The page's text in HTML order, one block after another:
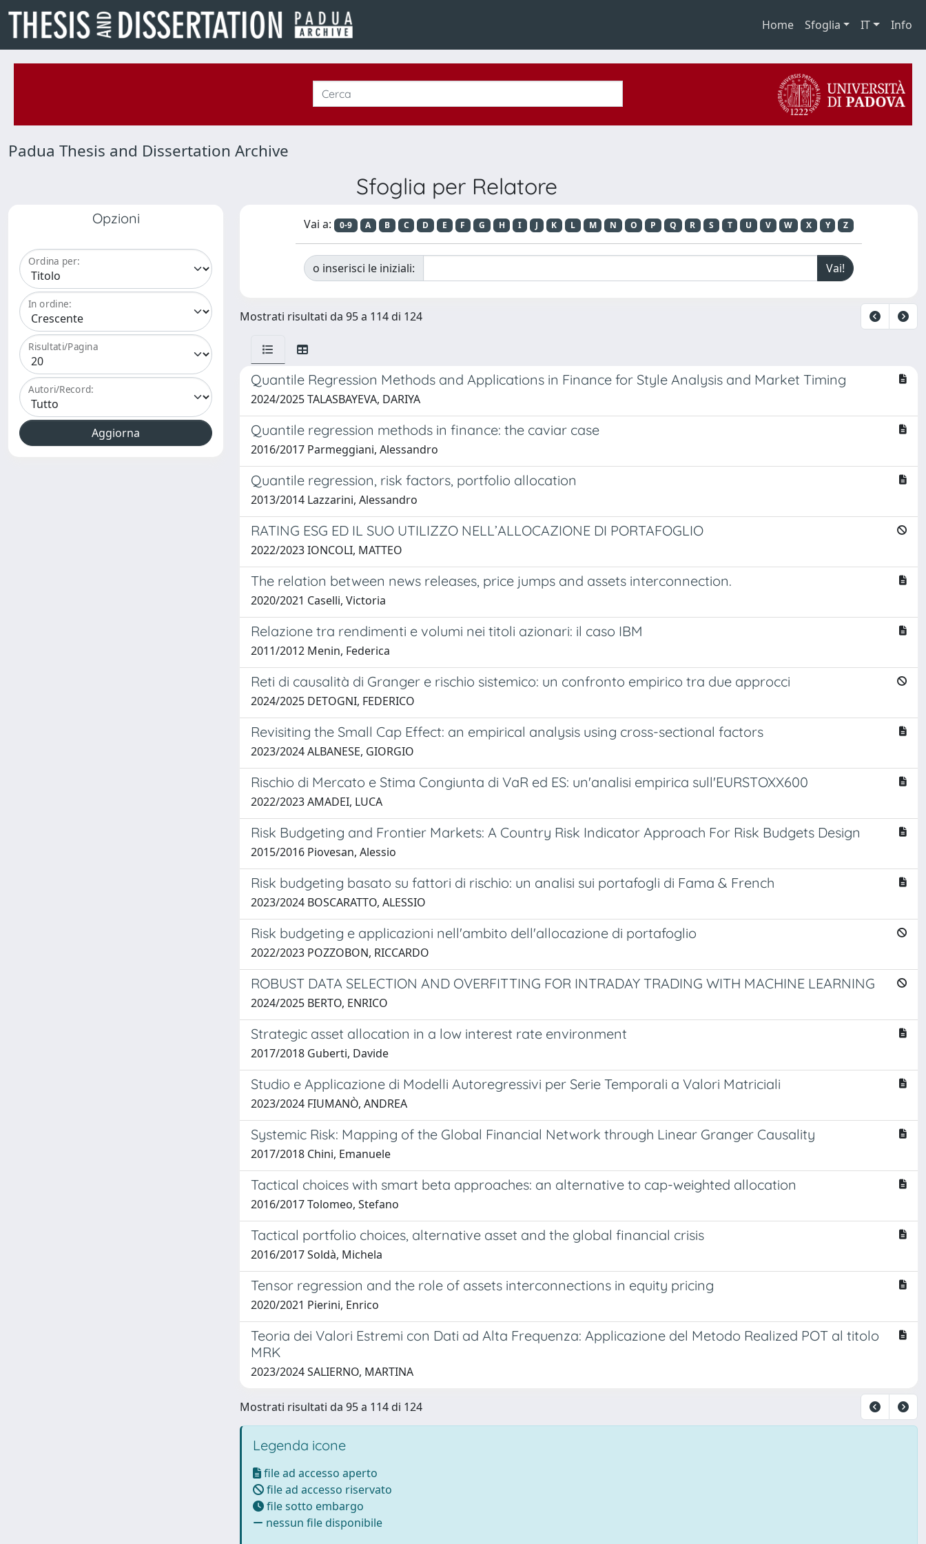
Home Sfoglia IT Info
Padua Thesis and Dissertation Archive
Sfoglia per Relatore
Opzioni
Ordina per:
In ordine:
Risultati/Pagina
Autori/Record:
Vai a: 0-9 A B C D E F G H I J K L M N O P Q R S T U V W X Y Z
o inserisci le iniziali:
Mostrati risultati da 95 a 114 di 124
Quantile Regression Methods and Applications in Finance for Style Analysis and Market Timing
2024/2025 TALASBAYEVA, DARIYA
Quantile regression methods in finance: the caviar case
2016/2017 Parmeggiani, Alessandro
Quantile regression, risk factors, portfolio allocation
2013/2014 Lazzarini, Alessandro
RATING ESG ED IL SUO UTILIZZO NELL’ALLOCAZIONE DI PORTAFOGLIO
2022/2023 IONCOLI, MATTEO
The relation between news releases, price jumps and assets interconnection.
2020/2021 Caselli, Victoria
Relazione tra rendimenti e volumi nei titoli azionari: il caso IBM
2011/2012 Menin, Federica
Reti di causalità di Granger e rischio sistemico: un confronto empirico tra due approcci
2024/2025 DETOGNI, FEDERICO
Revisiting the Small Cap Effect: an empirical analysis using cross-sectional factors
2023/2024 ALBANESE, GIORGIO
Rischio di Mercato e Stima Congiunta di VaR ed ES: un'analisi empirica sull'EURSTOXX600
2022/2023 AMADEI, LUCA
Risk Budgeting and Frontier Markets: A Country Risk Indicator Approach For Risk Budgets Design
2015/2016 Piovesan, Alessio
Risk budgeting basato su fattori di rischio: un analisi sui portafogli di Fama & French
2023/2024 BOSCARATTO, ALESSIO
Risk budgeting e applicazioni nell'ambito dell'allocazione di portafoglio
2022/2023 POZZOBON, RICCARDO
ROBUST DATA SELECTION AND OVERFITTING FOR INTRADAY TRADING WITH MACHINE LEARNING
2024/2025 BERTO, ENRICO
Strategic asset allocation in a low interest rate environment
2017/2018 Guberti, Davide
Studio e Applicazione di Modelli Autoregressivi per Serie Temporali a Valori Matriciali
2023/2024 FIUMANÒ, ANDREA
Systemic Risk: Mapping of the Global Financial Network through Linear Granger Causality
2017/2018 Chini, Emanuele
Tactical choices with smart beta approaches: an alternative to cap-weighted allocation
2016/2017 Tolomeo, Stefano
Tactical portfolio choices, alternative asset and the global financial crisis
2016/2017 Soldà, Michela
Tensor regression and the role of assets interconnections in equity pricing
2020/2021 Pierini, Enrico
Teoria dei Valori Estremi con Dati ad Alta Frequenza: Applicazione del Metodo Realized POT al titolo
MRK
2023/2024 SALIERNO, MARTINA
Mostrati risultati da 95 a 114 di 124
Legenda icone
file ad accesso aperto
file ad accesso riservato
file sotto embargo
nessun file disponibile